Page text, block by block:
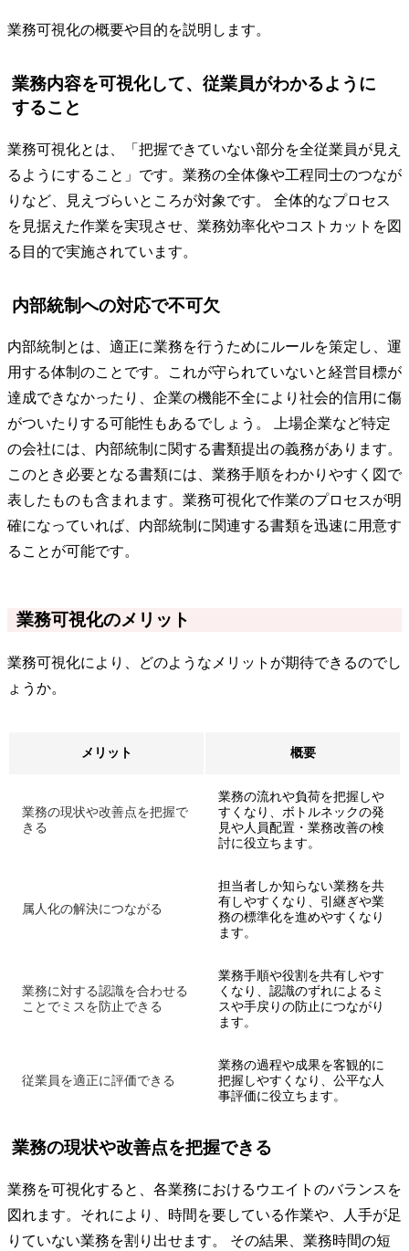
業務可視化の概要や目的を説明します。
業務内容を可視化して、従業員がわかるように
すること
業務可視化とは、「把握できていない部分を全従業員が見え
るようにすること」です。業務の全体像や工程同士のつなが
りなど、見えづらいところが対象です。 全体的なプロセス
を見据えた作業を実現させ、業務効率化やコストカットを図
る目的で実施されています。
内部統制への対応で不可欠
内部統制とは、適正に業務を行うためにルールを策定し、運
用する体制のことです。これが守られていないと経営目標が
達成できなかったり、企業の機能不全により社会的信用に傷
がついたりする可能性もあるでしょう。 上場企業など特定
の会社には、内部統制に関する書類提出の義務があります。
このとき必要となる書類には、業務手順をわかりやすく図で
表したものも含まれます。業務可視化で作業のプロセスが明
確になっていれば、内部統制に関連する書類を迅速に用意す
ることが可能です。
業務可視化のメリット
業務可視化により、どのようなメリットが期待できるのでし
ょうか。
メリット 概要
業務の現状や改善点を把握で
きる
業務の流れや負荷を把握しや
すくなり、ボトルネックの発
見や人員配置・業務改善の検
討に役立ちます。
属人化の解決につながる
担当者しか知らない業務を共
有しやすくなり、引継ぎや業
務の標準化を進めやすくなり
ます。
業務に対する認識を合わせる
ことでミスを防止できる
業務手順や役割を共有しやす
くなり、認識のずれによるミ
スや手戻りの防止につながり
ます。
従業員を適正に評価できる
業務の過程や成果を客観的に
把握しやすくなり、公平な人
事評価に役立ちます。
業務の現状や改善点を把握できる
業務を可視化すると、各業務におけるウエイトのバランスを
図れます。それにより、時間を要している作業や、人手が足
りていない業務を割り出せます。 その結果、業務時間の短